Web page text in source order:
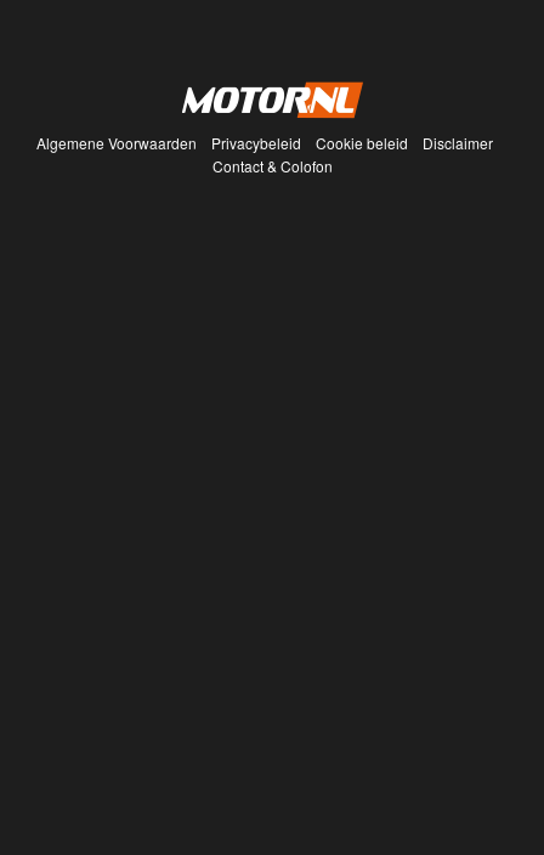
Algemene Voorwaarden Privacybeleid Cookie beleid
Disclaimer
Contact & Colofon